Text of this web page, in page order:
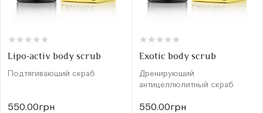
★
★ ★
★ ★
★ ★
★ ★
★
Lipo-activ body scrub
Подтягивающий скраб
550.00грн
★
★ ★
★ ★
★ ★
★ ★
★
Exotic body scrub
Дренирующий
антицеллюлитный скраб
550.00грн